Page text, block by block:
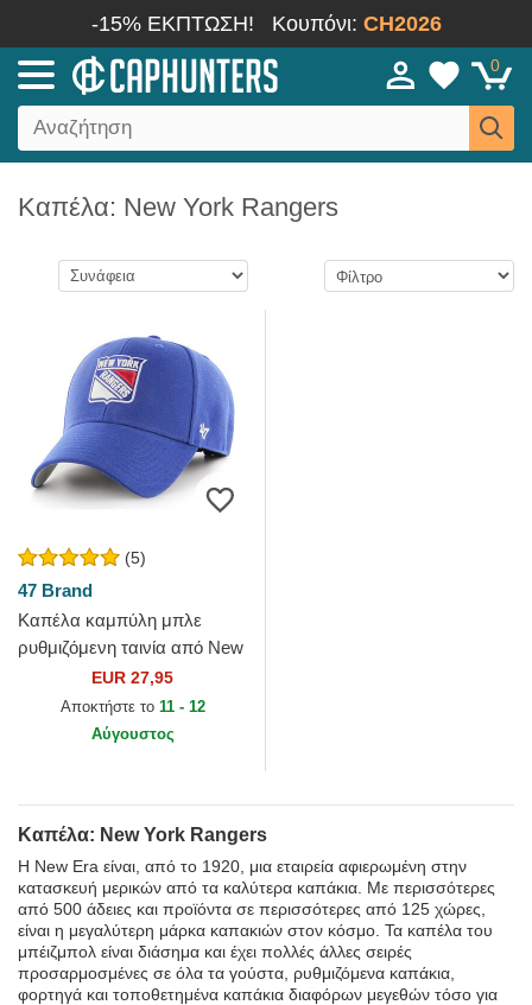
-15% ΕΚΠΤΩΣΗ! Κουπόνι: CH2026
0
Καπέλα: New York Rangers
(5)
47 Brand
Καπέλα καμπύλη μπλε
ρυθμιζόμενη ταινία από New
York Rangers NHL από 47
Brand
EUR 27,95
Αποκτήστε το 11 - 12
Αύγουστος
Καπέλα: New York Rangers
Η New Era είναι, από το 1920, μια εταιρεία αφιερωμένη στην
κατασκευή μερικών από τα καλύτερα καπάκια. Με περισσότερες
από 500 άδειες και προϊόντα σε περισσότερες από 125 χώρες,
είναι η μεγαλύτερη μάρκα καπακιών στον κόσμο. Τα καπέλα του
μπέιζμπολ είναι διάσημα και έχει πολλές άλλες σειρές
προσαρμοσμένες σε όλα τα γούστα, ρυθμιζόμενα καπάκια,
φορτηγά και τοποθετημένα καπάκια διαφόρων μεγεθών τόσο για